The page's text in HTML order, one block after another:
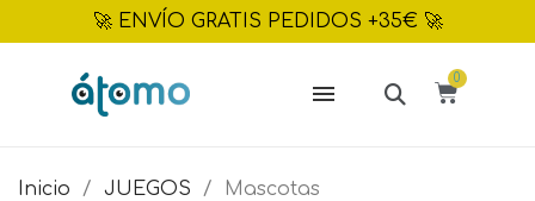
🚀 ENVÍO GRATIS PEDIDOS +35€ 🚀
Inicio JUEGOS Mascotas